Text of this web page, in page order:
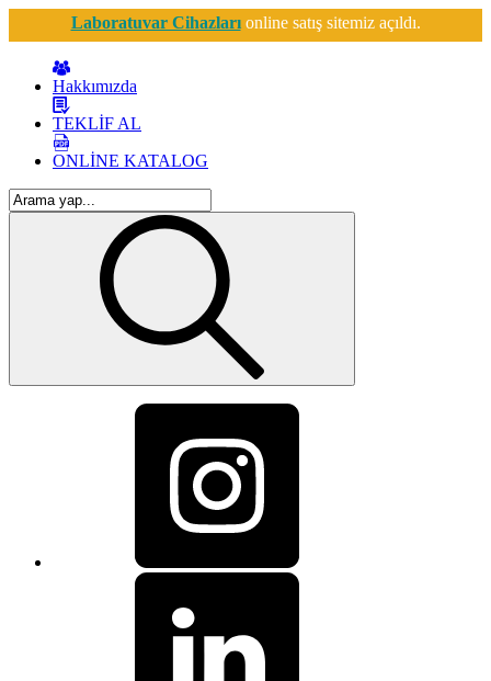
Laboratuvar Cihazlarıonline satış sitemiz açıldı.
Hakkımızda
TEKLİF AL
ONLİNE KATALOG